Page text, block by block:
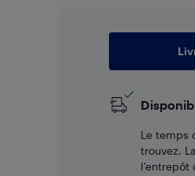
Le temps
trouvez.